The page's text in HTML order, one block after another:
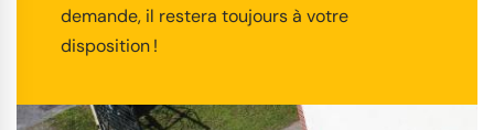
demande, il restera toujours à votre
disposition !